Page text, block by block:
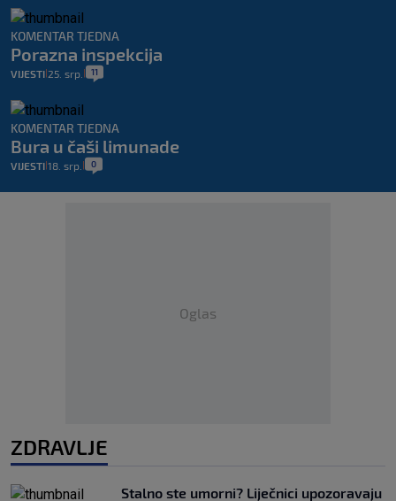
KOMENTAR TJEDNA
Porazna inspekcija
VIJESTI 25. srp. 11
KOMENTAR TJEDNA
Bura u čaši limunade
VIJESTI 18. srp. 0
Oglas
ZDRAVLJE
Stalno ste umorni? Liječnici upozoravaju